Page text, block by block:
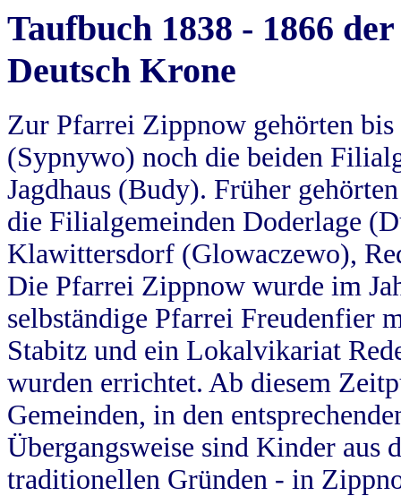
Taufbuch 1838 - 1866
Deutsch Krone
Zur Pfarrei Zippnow gehörten
(Sypnywo) noch die beiden
Jagdhaus (Budy). Früher
die Filialgemeinden Doderlage
Klawittersdorf (Glowaczewo),
Die Pfarrei Zippnow wurde im
selbständige Pfarrei Freudenfier
Stabitz und ein Lokalvikariat
wurden errichtet. Ab diesem
Gemeinden, in den
Übergangsweise sind Kinder aus
traditionellen Gründen - in